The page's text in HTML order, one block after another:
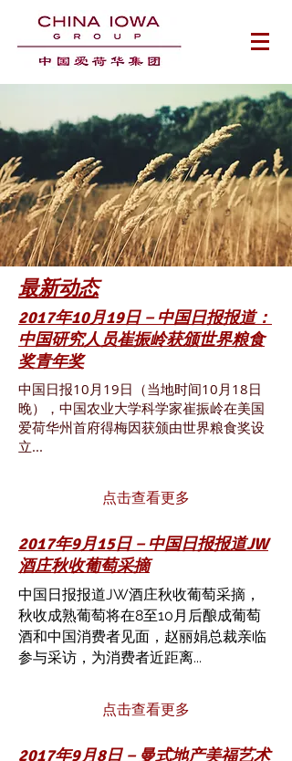
​最新动态
2017年10月19日－中国日报报道：
中国研究人员崔振岭获颁世界粮食
奖青年奖
中国日报10月19日（当地时间10月18日
晚），中国农业大学科学家崔振岭在美国
爱荷华州首府得梅因获颁由世界粮食奖设
立...
点击查看更多
2017年9月15日－中国日报报道JW
酒庄秋收葡萄采摘
中国日报报道JW酒庄秋收葡萄采摘，
秋收成熟葡萄将在8至10月后酿成葡萄
酒和中国消费者见面，赵丽娟总裁亲临
参与采访，为消费者近距离...
点击查看更多
2017年9月8日－曼式地产美福艺术